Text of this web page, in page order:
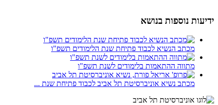
ידיעות נוספות בנושא
מכתב הנשיא לכבוד פתיחת שנת הלימודים תשפ"ו
מתווה ההתאמות בלימודים לשנת תשפ"ו
מכתב נשיא אוניברסיטת תל אביב לכבוד פתיחת שנת ...